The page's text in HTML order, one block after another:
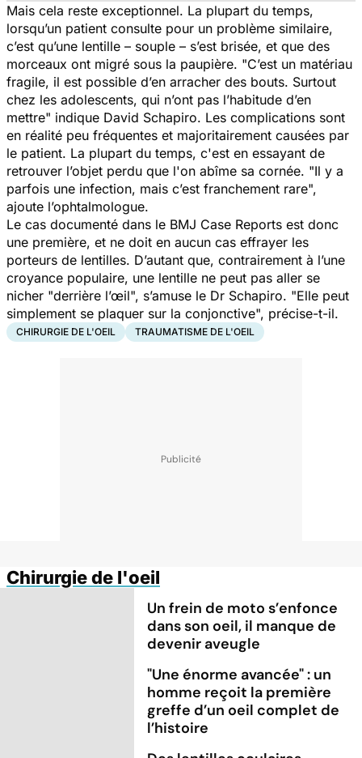
Mais cela reste exceptionnel. La plupart du temps,
lorsqu’un patient consulte pour un problème similaire,
c’est qu’une lentille – souple – s’est brisée, et que des
morceaux ont migré sous la paupière. "C’est un matériau
fragile, il est possible d’en arracher des bouts. Surtout
chez les adolescents, qui n’ont pas l’habitude d’en
mettre" indique David Schapiro. Les complications sont
en réalité peu fréquentes et majoritairement causées par
le patient. La plupart du temps, c'est en essayant de
retrouver l’objet perdu que l'on abîme sa cornée. "Il y a
parfois une infection, mais c’est franchement rare",
ajoute l’ophtalmologue.
Le cas documenté dans le BMJ Case Reports est donc
une première, et ne doit en aucun cas effrayer les
porteurs de lentilles. D’autant que, contrairement à l’une
croyance populaire, une lentille ne peut pas aller se
nicher "derrière l’œil", s’amuse le Dr Schapiro. "Elle peut
simplement se plaquer sur la conjonctive", précise-t-il.
CHIRURGIE DE L'OEIL TRAUMATISME DE L'OEIL
Chirurgie de l'oeil
Un frein de moto s’enfonce
dans son oeil, il manque de
devenir aveugle
"Une énorme avancée" : un
homme reçoit la première
greffe d’un oeil complet de
l’histoire